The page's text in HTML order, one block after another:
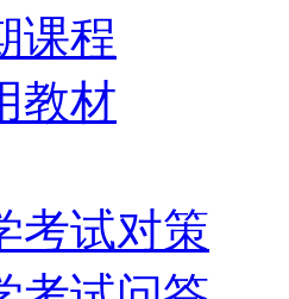
课程
教材
考试对策